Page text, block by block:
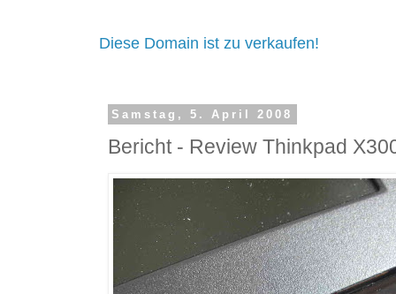
Diese Domain ist zu verkaufen!
Samstag, 5. April 2008
Bericht - Review Thinkpad